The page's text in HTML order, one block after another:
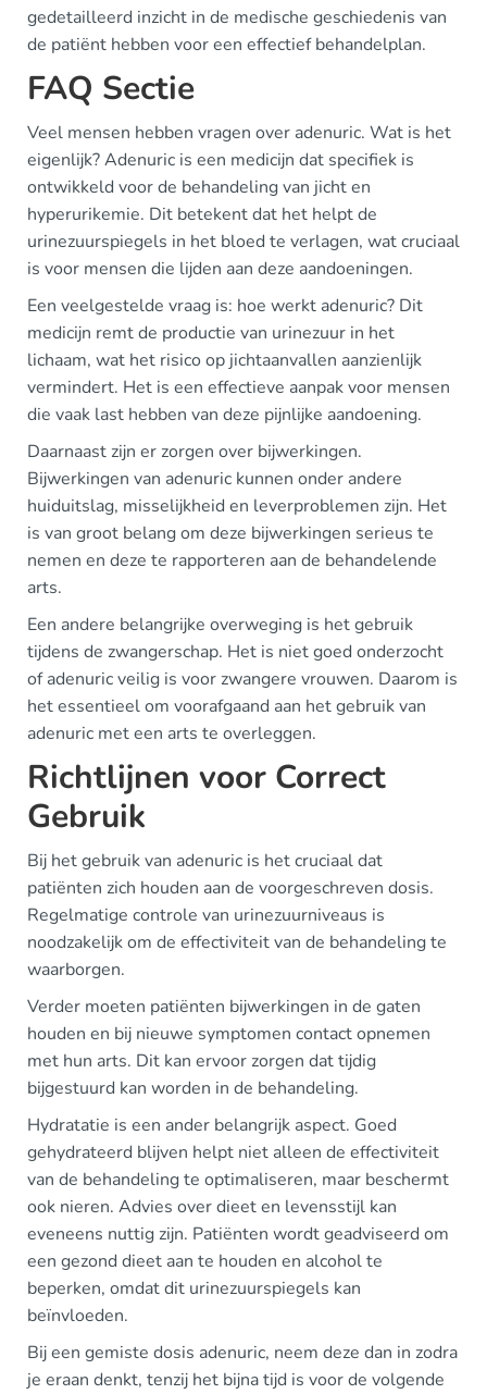
gedetailleerd inzicht in de medische geschiedenis van
de patiënt hebben voor een effectief behandelplan.
FAQ Sectie
Veel mensen hebben vragen over adenuric. Wat is het
eigenlijk? Adenuric is een medicijn dat specifiek is
ontwikkeld voor de behandeling van jicht en
hyperurikemie. Dit betekent dat het helpt de
urinezuurspiegels in het bloed te verlagen, wat cruciaal
is voor mensen die lijden aan deze aandoeningen.
Een veelgestelde vraag is: hoe werkt adenuric? Dit
medicijn remt de productie van urinezuur in het
lichaam, wat het risico op jichtaanvallen aanzienlijk
vermindert. Het is een effectieve aanpak voor mensen
die vaak last hebben van deze pijnlijke aandoening.
Daarnaast zijn er zorgen over bijwerkingen.
Bijwerkingen van adenuric kunnen onder andere
huiduitslag, misselijkheid en leverproblemen zijn. Het
is van groot belang om deze bijwerkingen serieus te
nemen en deze te rapporteren aan de behandelende
arts.
Een andere belangrijke overweging is het gebruik
tijdens de zwangerschap. Het is niet goed onderzocht
of adenuric veilig is voor zwangere vrouwen. Daarom is
het essentieel om voorafgaand aan het gebruik van
adenuric met een arts te overleggen.
Richtlijnen voor Correct
Gebruik
Bij het gebruik van adenuric is het cruciaal dat
patiënten zich houden aan de voorgeschreven dosis.
Regelmatige controle van urinezuurniveaus is
noodzakelijk om de effectiviteit van de behandeling te
waarborgen.
Verder moeten patiënten bijwerkingen in de gaten
houden en bij nieuwe symptomen contact opnemen
met hun arts. Dit kan ervoor zorgen dat tijdig
bijgestuurd kan worden in de behandeling.
Hydratatie is een ander belangrijk aspect. Goed
gehydrateerd blijven helpt niet alleen de effectiviteit
van de behandeling te optimaliseren, maar beschermt
ook nieren. Advies over dieet en levensstijl kan
eveneens nuttig zijn. Patiënten wordt geadviseerd om
een gezond dieet aan te houden en alcohol te
beperken, omdat dit urinezuurspiegels kan
beïnvloeden.
Bij een gemiste dosis adenuric, neem deze dan in zodra
je eraan denkt, tenzij het bijna tijd is voor de volgende